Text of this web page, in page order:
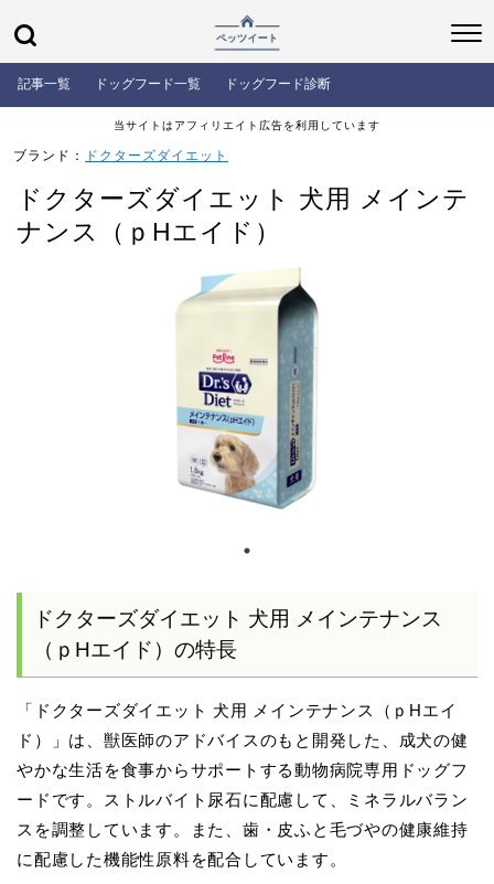
記事一覧 ドッグフード一覧 ドッグフード診断
当サイトはアフィリエイト広告を利用しています
ブランド： ドクターズダイエット
ドクターズダイエット 犬用 メインテ
ナンス（ｐHエイド）
ドクターズダイエット 犬用 メインテナンス
（ｐHエイド）の特長
「ドクターズダイエット 犬用 メインテナンス（ｐHエイ
ド）」は、獣医師のアドバイスのもと開発した、成犬の健
やかな生活を食事からサポートする動物病院専用ドッグフ
ードです。ストルバイト尿石に配慮して、ミネラルバラン
スを調整しています。また、歯・皮ふと毛づやの健康維持
に配慮した機能性原料を配合しています。